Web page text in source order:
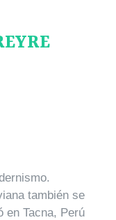
también se
en Tacna, Perú